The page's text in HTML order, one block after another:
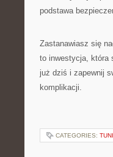
podstawa
Zastanawiasz się
to inwestycja, która
już dziś i zapewnij
komplikacji.
CATEGORIES: